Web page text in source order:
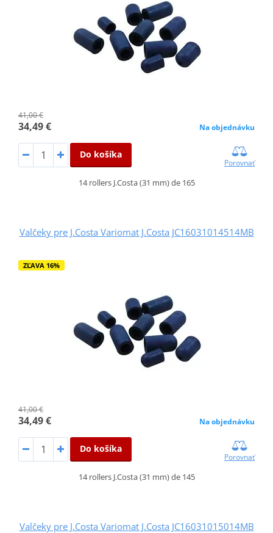
41,00 €
34,49 € Na objednávku
Do košíka
Porovnať
14 rollers J.Costa (31 mm) de 165
Valčeky pre J.Costa Variomat J.Costa JC16031014514MB
ZĽAVA 16%
41,00 €
34,49 € Na objednávku
Do košíka
Porovnať
14 rollers J.Costa (31 mm) de 145
Valčeky pre J.Costa Variomat J.Costa JC16031015014MB